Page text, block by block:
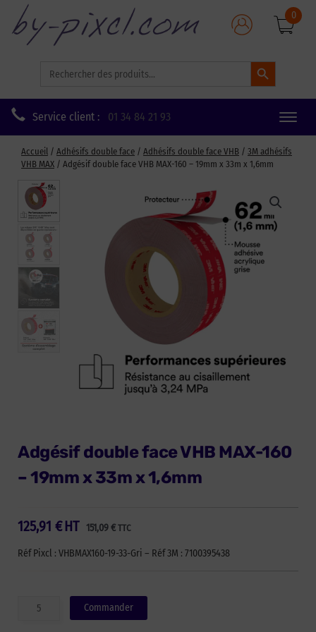
for:
Search Button
0
Service client : 01 34 84 21 93
Toggle
Accueil / Adhésifs double face / Adhésifs double face VHB / 3M adhésifs
VHB MAX / Adgésif double face VHB MAX-160 – 19mm x 33m x 1,6mm
Adgésif double face VHB MAX-160
– 19mm x 33m x 1,6mm
125,91 € 151,09€ TTC
HT
Réf Pixcl : VHBMAX160-19-33-Gri – Réf 3M : 7100395438
quantité
Commander